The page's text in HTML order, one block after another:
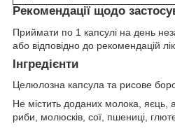
Рекомендації щодо
Приймати по 1 капсулі на день
або відповідно до рекомендацій
Інгредієнти
Целюлозна капсула та рисове
Не містить доданих молока, яєць,
риби, молюсків, сої, пшениці,